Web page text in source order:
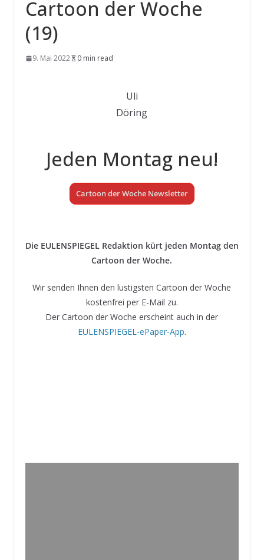
Cartoon der Woche
(19)
9. Mai 2022 0 min read
Uli
Döring
Jeden Montag neu!
Cartoon der Woche Newsletter
Die EULENSPIEGEL Redaktion kürt jeden Montag den
Cartoon der Woche.
Wir senden Ihnen den lustigsten Cartoon der Woche
kostenfrei per E-Mail zu.
Der Cartoon der Woche erscheint auch in der
EULENSPIEGEL-ePaper-App.